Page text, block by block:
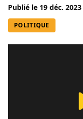
Publié le 19 déc. 2023
POLITIQUE